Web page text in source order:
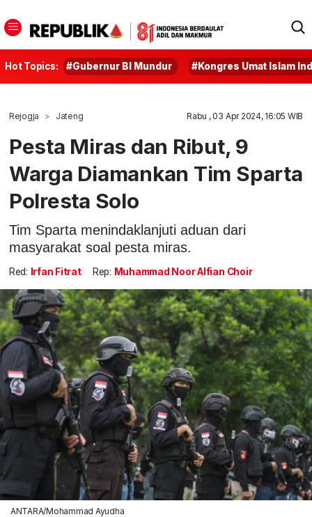
Hot Topics: #Gubernur BI Mundur #Kongres Umat Islam
Rejogja Jateng Rabu , 03 Apr 2024, 16:05 WIB
Pesta Miras dan Ribut, 9
Warga Diamankan Tim Sparta
Polresta Solo
Tim Sparta menindaklanjuti aduan dari
masyarakat soal pesta miras.
Red: Irfan Fitrat Rep: Muhammad Noor Alfian Choir
ANTARA/Mohammad Ayudha